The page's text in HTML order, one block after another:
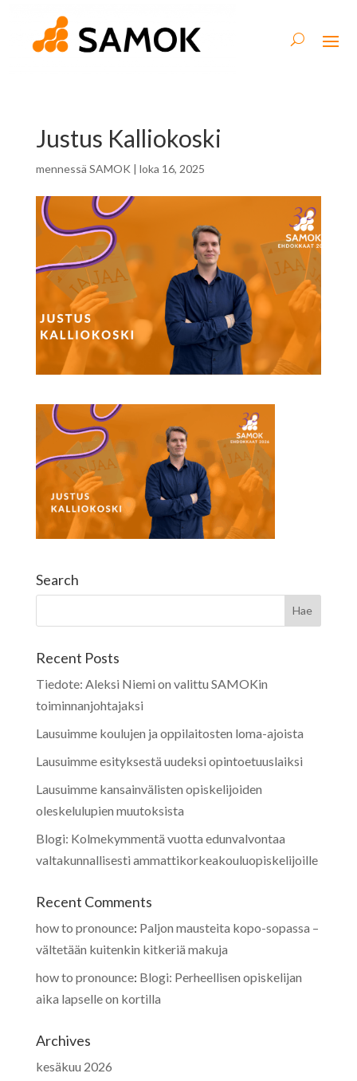
Justus Kalliokoski
mennessä SAMOK | loka 16, 2025
Search
Recent Posts
Tiedote: Aleksi Niemi on valittu SAMOKin
toiminnanjohtajaksi
Lausuimme koulujen ja oppilaitosten loma-ajoista
Lausuimme esityksestä uudeksi opintoetuuslaiksi
Lausuimme kansainvälisten opiskelijoiden
oleskelulupien muutoksista
Blogi: Kolmekymmentä vuotta edunvalvontaa
valtakunnallisesti ammattikorkeakouluopiskelijoille
Recent Comments
how to pronounce: Paljon mausteita kopo-sopassa –
vältetään kuitenkin kitkeriä makuja
how to pronounce: Blogi: Perheellisen opiskelijan
aika lapselle on kortilla
Archives
kesäkuu 2026